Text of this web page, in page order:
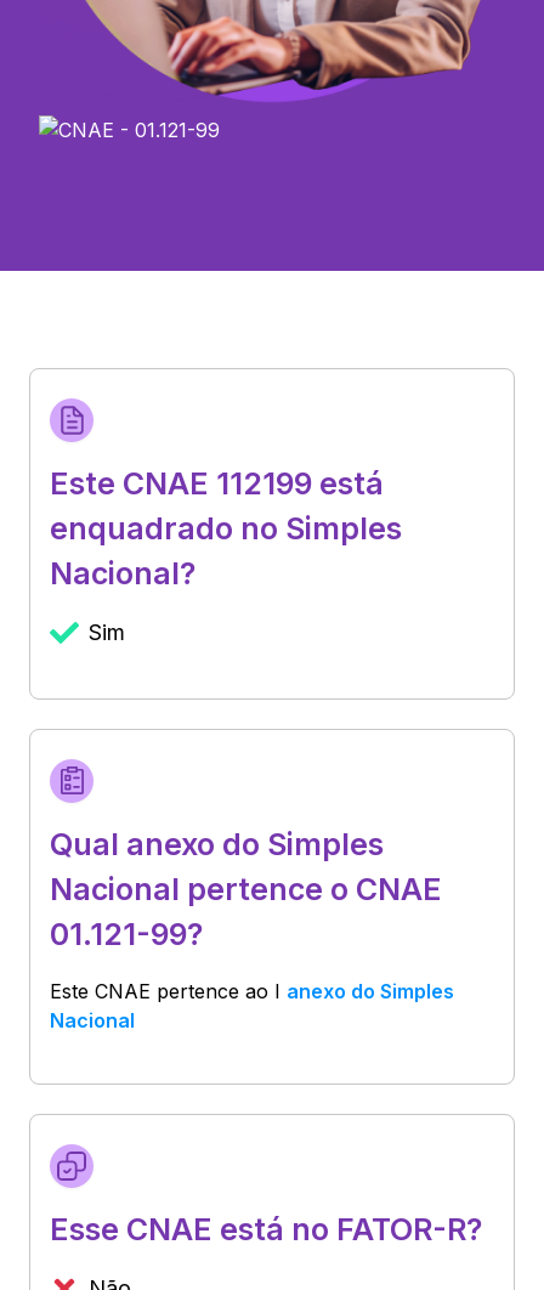
Este CNAE 112199 está
enquadrado no Simples
Nacional?
Sim
Qual anexo do Simples
Nacional pertence o CNAE
01.121-99?
Este CNAE pertence ao I anexo do Simples
Nacional
Esse CNAE está no FATOR-R?